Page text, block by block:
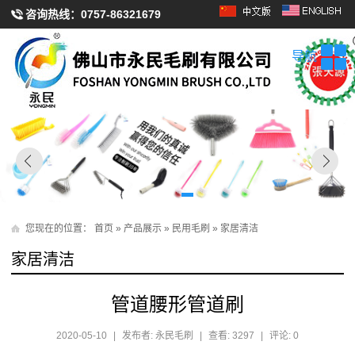
咨询热线： 0757-86321679
导航
您现在的位置： 首页 » 产品展示 » 民用毛刷 » 家居清洁
家居清洁
管道腰形管道刷
2020-05-10 | 发布者: 永民毛刷 | 查看: 3297 | 评论: 0